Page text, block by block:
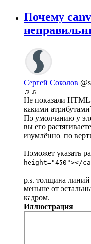
Почему
Сергей Соколов
♬♬
Не показали HTML-
какими
По умолчанию у
вы его
изумлённо, по
Поможет указать
height="450"></
p.s. толщина линий
меньше от
кадром.
Иллюстрация